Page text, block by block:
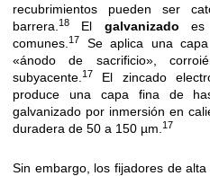
recubrimientos pueden ser
barrera. 18 El galvanizado es
comunes. 17
Se aplica una
«ánodo de sacrificio»,
subyacente. 17
El zincado
produce una capa fina de
galvanizado por inmersión en
duradera de 50 a 150 µm. 17
Sin embargo, los fijadores de